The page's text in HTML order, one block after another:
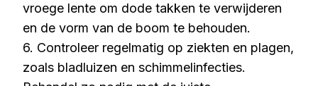
vroege lente om dode takken te verwijderen
en de vorm van de boom te behouden.
6. Controleer regelmatig op ziekten en plagen,
zoals bladluizen en schimmelinfecties.